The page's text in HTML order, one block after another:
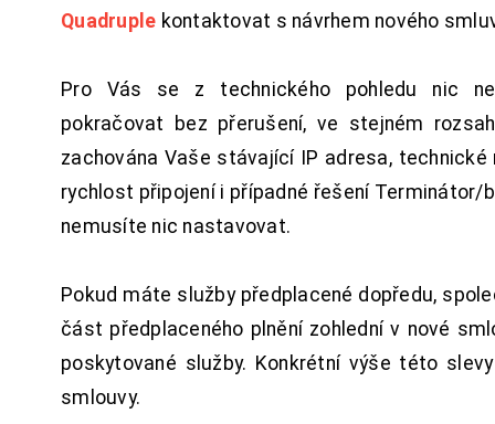
Quadruple kontaktovat s návrhem nového
Pro Vás se z technického pohledu nic
pokračovat bez přerušení, ve stejném
zachována Vaše stávající IP adresa, technické
rychlost připojení i případné řešení Terminátor/
nemusíte nic nastavovat.
Pokud máte služby předplacené dopředu,
část předplaceného plnění zohlední v nové
poskytované služby. Konkrétní výše této
smlouvy.